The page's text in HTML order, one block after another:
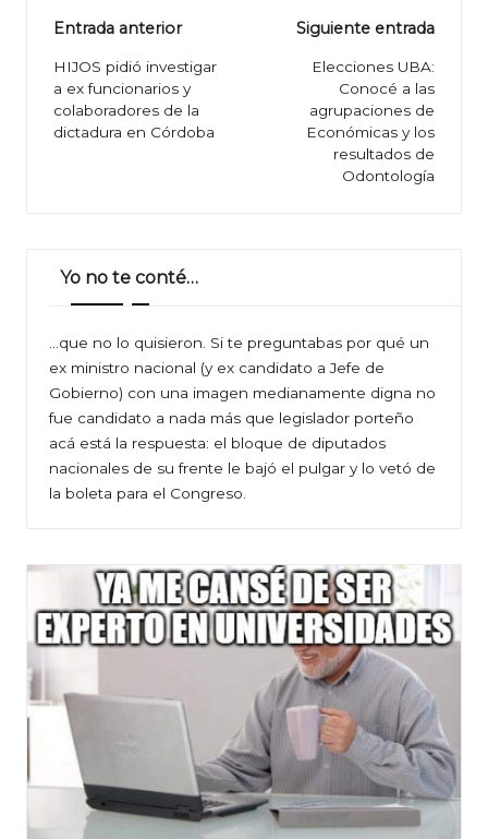
Navegación
de
entradas
Entrada anterior
HIJOS pidió investigar
a ex funcionarios y
colaboradores de la
dictadura en Córdoba
Siguiente entrada
Elecciones UBA:
Conocé a las
agrupaciones de
Económicas y los
resultados de
Odontología
Yo no te conté…
…que no lo quisieron. Si te preguntabas por qué un
ex ministro nacional (y ex candidato a Jefe de
Gobierno) con una imagen medianamente digna no
fue candidato a nada más que legislador porteño
acá está la respuesta: el bloque de diputados
nacionales de su frente le bajó el pulgar y lo vetó de
la boleta para el Congreso.